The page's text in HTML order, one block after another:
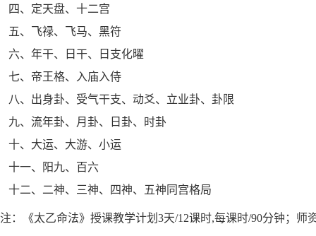
四、定天盘、十二宫
五、飞禄、飞马、黑符
六、年干、日干、日支化曜
七、帝王格、入庙入侍
八、出身卦、受气干支、动爻、立业卦、卦限
九、流年卦、月卦、日卦、时卦
十、大运、大游、小运
十一、阳九、百六
十二、二神、三神、四神、五神同宫格局
注：《太乙命法》授课教学计划3天/12课时,每课时/90分钟；师